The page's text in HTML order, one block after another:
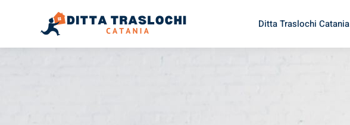
Ditta Traslochi Catania